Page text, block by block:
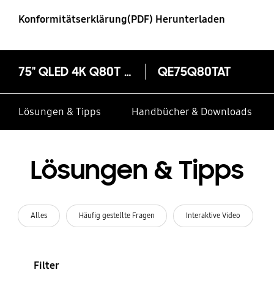
Konformitätserklärung(PDF) Herunterladen
75" QLED 4K Q80T (2020) QE75Q80TAT
Lösungen & Tipps Handbücher & Downloads
Lösungen & Tipps
Alles Häufig gestellte Fragen Interaktive Video
Filter